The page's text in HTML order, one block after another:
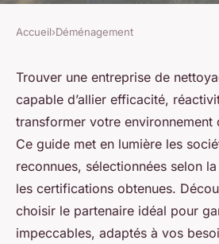
DÉMÉNAGEMENT
Les meilleures
nettoyage à
espaces
Ismaël•30 septembre 2025• 6 min
Accueil›Déménagement
Trouver une entreprise de
capable d’allier efficacité,
transformer votre environnement
Ce guide met en lumière les
reconnues, sélectionnées selon
les certifications obtenues.
choisir le partenaire idéal pour
impeccables, adaptés à vos